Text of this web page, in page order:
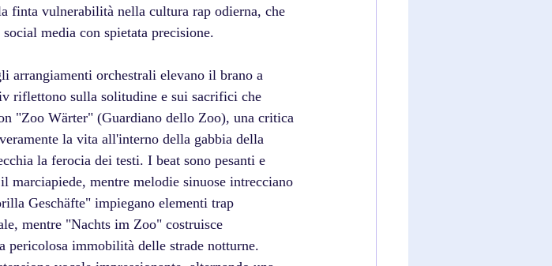
finta vulnerabilità nella cultura rap odierna, che
media con spietata precisione.
orchestrali elevano il brano a
riflettono sulla solitudine e sui sacrifici che
"Zoo Wärter" (Guardiano dello Zoo), una critica
la vita all'interno della gabbia della
la ferocia dei testi. I beat sono pesanti e
mentre melodie sinuose intrecciano
Geschäfte" impiegano elementi trap
mentre "Nachts im Zoo" costruisce
pericolosa immobilità delle strade notturne.